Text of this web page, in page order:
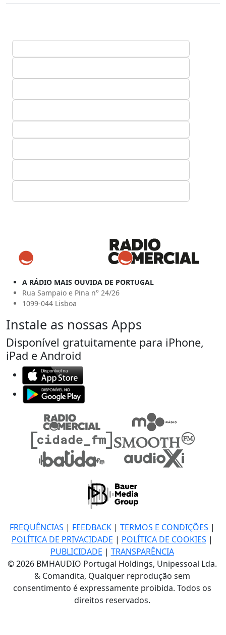
A RÁDIO MAIS OUVIDA DE PORTUGAL
Rua Sampaio e Pina n° 24/26
1099-044 Lisboa
Instale as nossas Apps
Disponível gratuitamente para iPhone,
iPad e Android
FREQUÊNCIAS | FEEDBACK| TERMOS E CONDIÇÕES |
POLÍTICA DE PRIVACIDADE | POLÍTICA DE COOKIES |
PUBLICIDADE | TRANSPARÊNCIA
© 2026 BMHAUDIO Portugal Holdings, Unipessoal Lda.
& Comandita, Qualquer reprodução sem
consentimento é expressamente proibida. Todos os
direitos reservados.